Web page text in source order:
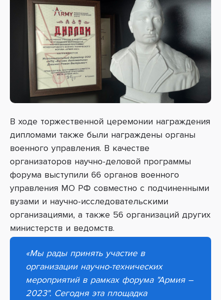
В ходе торжественной церемонии награждения
дипломами также были награждены органы
военного управления. В качестве
организаторов научно-деловой программы
форума выступили 66 органов военного
управления МО РФ совместно с подчиненными
вузами и научно-исследовательскими
организациями, а также 56 организаций других
министерств и ведомств.
«Мы рады принять участие в
организации научно-технических
мероприятий в рамках форума "Армия –
2023". Сегодня эта площадка